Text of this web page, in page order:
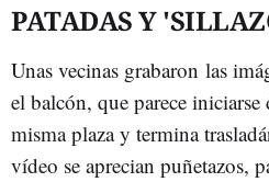
PATADAS Y
Unas vecinas grabaron las
el balcón, que parece
misma plaza y termina
vídeo se aprecian puñetazos,